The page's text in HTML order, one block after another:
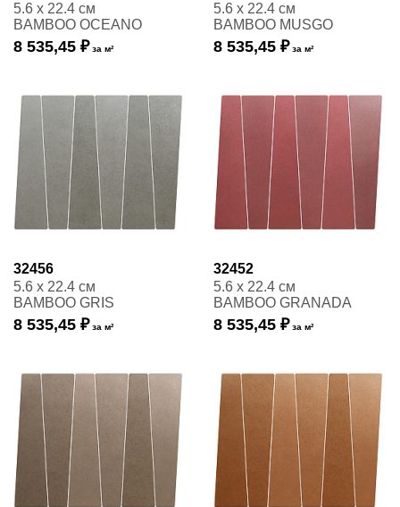
5.6 x 22.4 см
BAMBOO OCEANO
8 535,45 ₽ за м²
5.6 x 22.4 см
BAMBOO MUSGO
8 535,45 ₽ за м²
32456
5.6 x 22.4 см
BAMBOO GRIS
8 535,45 ₽ за м²
32452
5.6 x 22.4 см
BAMBOO GRANADA
8 535,45 ₽ за м²